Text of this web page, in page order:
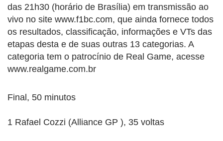
das 21h30 (horário de Brasília) em transmissão ao
vivo no site www.f1bc.com, que ainda fornece todos
os resultados, classificação, informações e VTs das
etapas desta e de suas outras 13 categorias. A
categoria tem o patrocínio de Real Game, acesse
www.realgame.com.br
Final, 50 minutos
1 Rafael Cozzi (Alliance GP ), 35 voltas